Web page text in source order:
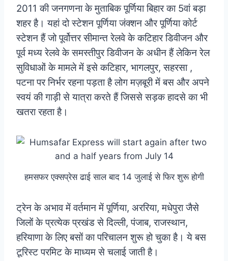
2011 की जनगणना के मुताबिक पूर्णिया बिहार का 5वां बड़ा
शहर है। यहां दो स्टेशन पूर्णिया जंक्शन और पूर्णिया कोर्ट
स्टेशन हैं जो पूर्वोत्तर सीमान्त रेलवे के कटिहार डिवीजन और
पूर्व मध्य रेलवे के समस्तीपुर डिवीजन के अधीन हैं लेकिन रेल
सुविधाओं के मामले में इसे कटिहार, भागलपुर, सहरसा ,
पटना पर निर्भर रहना पड़ता है लोग मज़बूरी में बस और अपने
स्वयं की गाड़ी से यात्रा करते हैं जिससे सड़क हादसे का भी
खतरा रहता है।
हमसफर एक्सप्रेस ढाई साल बाद 14 जुलाई से फिर शुरू होगी
ट्रेन के अभाव में वर्तमान में पूर्णिया, अररिया, मधेपुरा जैसे
जिलों के प्रत्येक प्रखंड से दिल्ली, पंजाब, राजस्थान,
हरियाणा के लिए बसों का परिचालन शुरू हो चुका है। ये बस
टूरिस्ट परमिट के माध्यम से चलाई जाती है।